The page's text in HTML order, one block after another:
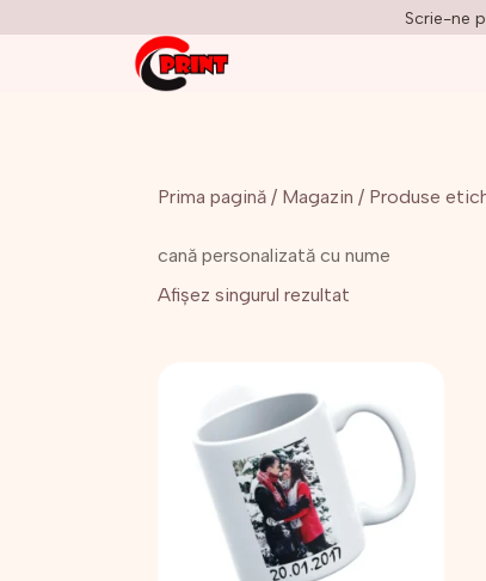
Scrie-ne
Prima pagină / Magazin / Produse
cană personalizată cu nume
Afișez singurul rezultat